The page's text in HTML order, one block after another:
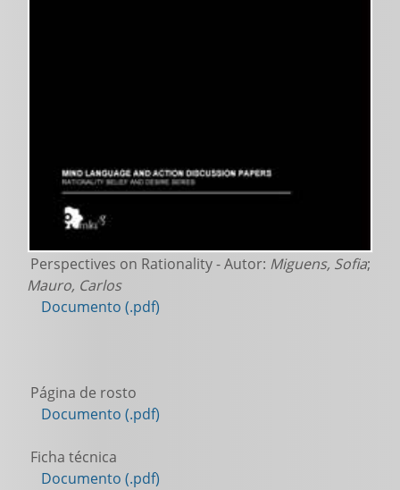
Perspectives on Rationality - Autor: Miguens, Sofia;
Mauro, Carlos
Documento (.pdf)
Página de rosto
Documento (.pdf)
Ficha técnica
Documento (.pdf)